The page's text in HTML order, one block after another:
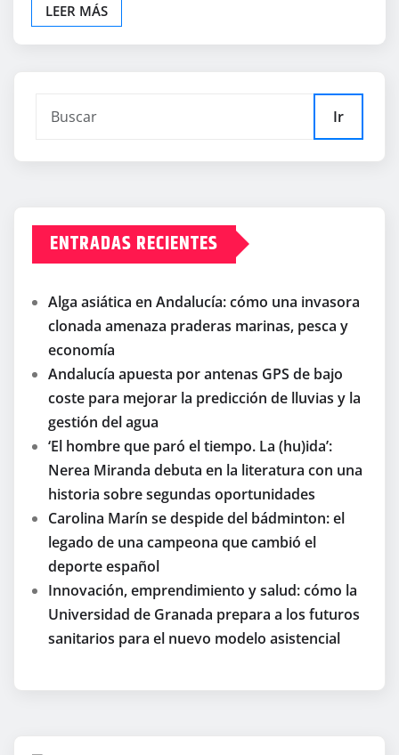
LEER MÁS
Ir
ENTRADAS RECIENTES
Alga asiática en Andalucía: cómo una invasora
clonada amenaza praderas marinas, pesca y
economía
Andalucía apuesta por antenas GPS de bajo
coste para mejorar la predicción de lluvias y la
gestión del agua
‘El hombre que paró el tiempo. La (hu)ida’:
Nerea Miranda debuta en la literatura con una
historia sobre segundas oportunidades
Carolina Marín se despide del bádminton: el
legado de una campeona que cambió el
deporte español
Innovación, emprendimiento y salud: cómo la
Universidad de Granada prepara a los futuros
sanitarios para el nuevo modelo asistencial